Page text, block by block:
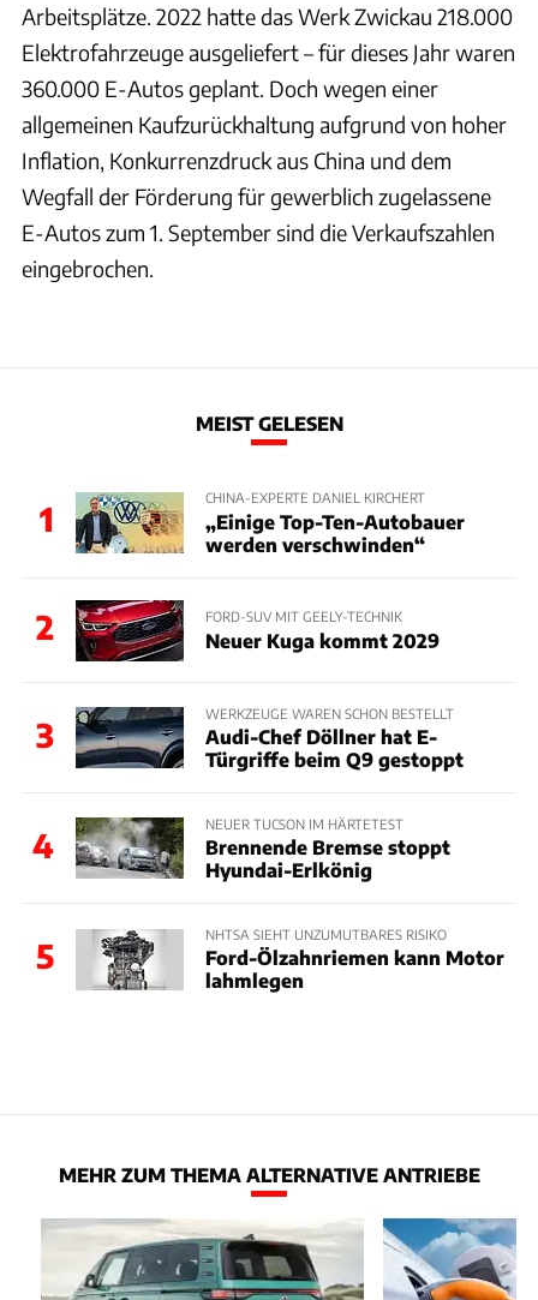
Arbeitsplätze. 2022 hatte das Werk Zwickau 218.000
Elektrofahrzeuge ausgeliefert – für dieses Jahr waren
360.000 E-Autos geplant. Doch wegen einer
allgemeinen Kaufzurückhaltung aufgrund von hoher
Inflation, Konkurrenzdruck aus China und dem
Wegfall der Förderung für gewerblich zugelassene
E-Autos zum 1. September sind die Verkaufszahlen
eingebrochen.
MEIST GELESEN
1
CHINA-EXPERTE DANIEL KIRCHERT
„Einige Top-Ten-Autobauer
werden verschwinden“
2 FORD-SUV MIT GEELY-TECHNIK
Neuer Kuga kommt 2029
3
WERKZEUGE WAREN SCHON BESTELLT
Audi-Chef Döllner hat E-
Türgriffe beim Q9 gestoppt
4
NEUER TUCSON IM HÄRTETEST
Brennende Bremse stoppt
Hyundai-Erlkönig
5
NHTSA SIEHT UNZUMUTBARES RISIKO
Ford-Ölzahnriemen kann Motor
lahmlegen
MEHR ZUM THEMA ALTERNATIVE ANTRIEBE